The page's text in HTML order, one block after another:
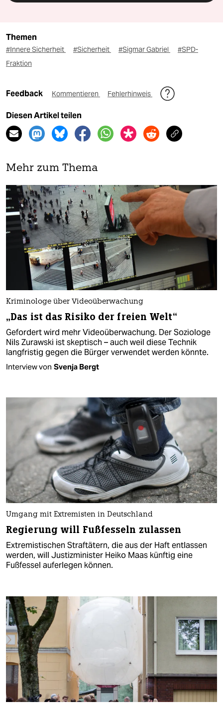
Themen
#Innere Sicherheit #Sicherheit #Sigmar Gabriel
#SPD-
Fraktion
Feedback Kommentieren Fehlerhinweis
Diesen Artikel teilen
Mehr zum Thema
Kriminologe über Videoüberwachung
„Das ist das Risiko der freien Welt“
Gefordert wird mehr Videoüberwachung. Der Soziologe
Nils Zurawski ist skeptisch – auch weil diese Technik
langfristig gegen die Bürger verwendet werden könnte.
Interview von Svenja Bergt
Umgang mit Extremisten in Deutschland
Regierung will Fußfesseln zulassen
Extremistischen Straftätern, die aus der Haft entlassen
werden, will Justizminister Heiko Maas künftig eine
Fußfessel auferlegen können.